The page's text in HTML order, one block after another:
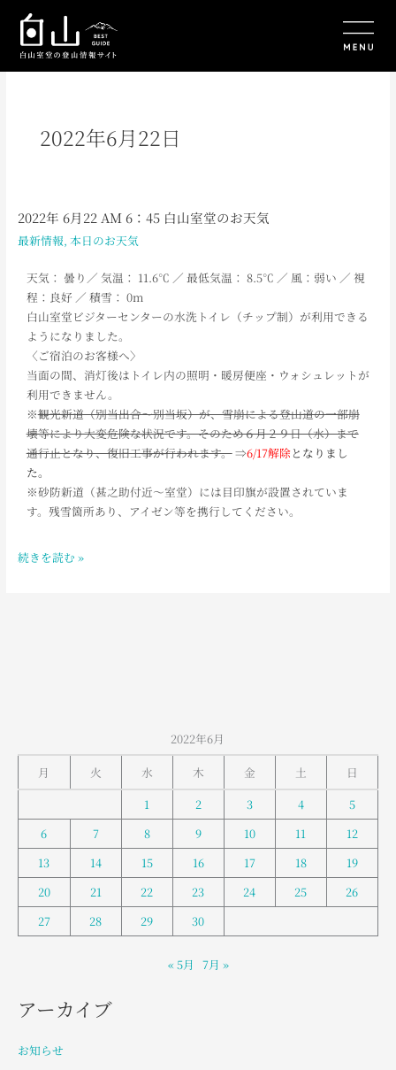
2022年6月22日
2022年 6月22 AM 6：45 白山室堂のお天気
最新情報, 本日のお天気
天気： 曇り／ 気温： 11.6℃ ／ 最低気温： 8.5℃ ／ 風：弱い ／ 視
程：良好 ／ 積雪： 0m
白山室堂ビジターセンターの水洗トイレ（チップ制）が利用できる
ようになりました。
〈ご宿泊のお客様へ〉
当面の間、消灯後はトイレ内の照明・暖房便座・ウォシュレットが
利用できません。
※観光新道（別当出合～別当坂）が、雪崩による登山道の一部崩
壊等により大変危険な状況です。そのため６月２９日（水）まで
通行止となり、復旧工事が行われます。⇒6/17解除となりまし
た。
※砂防新道（甚之助付近～室堂）には目印旗が設置されていま
す。残雪箇所あり、アイゼン等を携行してください。
2022
年
月
22
AM
6：
白
山
堂
の
お
気
続きを読む »
2022年6月
月
火 水 木 金 土
日
1
2 3 4
5
6
7 8 9 10 11
12
13
14 15 16 17 18
19
20
21 22 23 24 25
26
27
28 29 30
« 5月 7月 »
アーカイブ
お知らせ